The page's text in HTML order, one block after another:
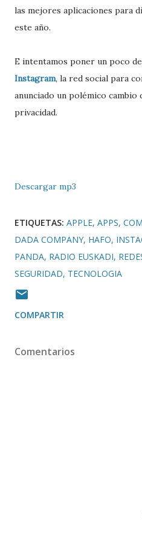
las mejores aplicaciones para
este año.
E intentamos poner un poco
Instagram, la red social para
anunciado un polémico cambio
privacidad.
Descargar mp3
ETIQUETAS: APPLE APPS
DADA COMPANY HAFO
PANDA RADIO EUSKADI
SEGURIDAD TECNOLOGIA
COMPARTIR
Comentarios